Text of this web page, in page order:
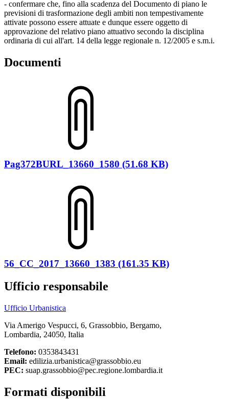
- confermare che, fino alla scadenza del Documento di piano le
previsioni di trasformazione degli ambiti non tempestivamente
attivate possono essere attuate e dunque essere oggetto di
approvazione del relativo piano attuativo secondo la disciplina
ordinaria di cui all'art. 14 della legge regionale n. 12/2005 e s.m.i.
Documenti
Pag372BURL_13660_1580 (51.68 KB)
56_CC_2017_13660_1383 (161.35 KB)
Ufficio responsabile
Ufficio Urbanistica
Via Amerigo Vespucci, 6, Grassobbio, Bergamo,
Lombardia, 24050, Italia
Telefono: 0353843431
Email: edilizia.urbanistica@grassobbio.eu
PEC: suap.grassobbio@pec.regione.lombardia.it
Formati disponibili